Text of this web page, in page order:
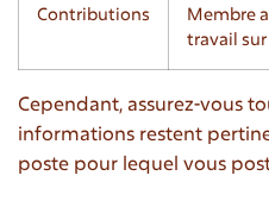
Contributions
Membre
travail sur
Cependant, assurez-vous
informations restent
poste pour lequel vous